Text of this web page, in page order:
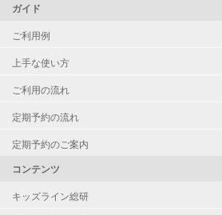
ガイド
ご利用例
上手な使い方
ご利用の流れ
定期予約の流れ
定期予約のご案内
コンテンツ
キッズライン総研